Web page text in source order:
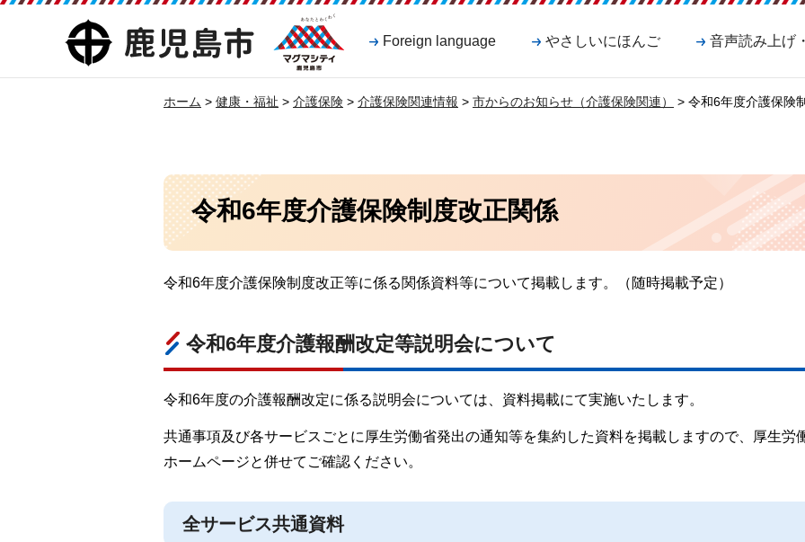
鹿児島市
マグマシティ
鹿児島市
Foreign language やさしいにほんご 音声読み上げ
ホーム > 健康・福祉 > 介護保険 > 介護保険関連情報 > 市からのお知らせ（介護保険関連） > 令和6年度介護保険
令和6年度介護保険制度改正関係
令和6年度介護保険制度改正等に係る関係資料等について掲載します。（随時掲載予定）
令和6年度介護報酬改定等説明会について
令和6年度の介護報酬改定に係る説明会については、資料掲載にて実施いたします。
共通事項及び各サービスごとに厚生労働省発出の通知等を集約した資料を掲載しますので、厚生労
ホームページと併せてご確認ください。
全サービス共通資料